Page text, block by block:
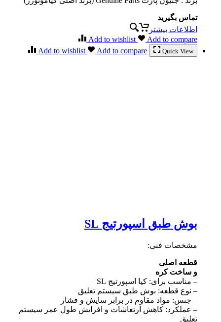
تماس بگیرید
اطلاعات بیشتر
Add to wishlist
Add to compare
Quick View
Add to wishlist Add to compare
بوش طبق اسپورتیج SL
مشخصات فنی:
قطعه اصلی
و ساخت کره
– مناسب برای: کیا اسپورتیج SL
– نوع قطعه: بوش طبق سیستم تعلیق
– جنس: مواد مقاوم در برابر سایش و فشار
– عملکرد: کاهش ارتعاشات و افزایش طول عمر سیستم
تعلیق